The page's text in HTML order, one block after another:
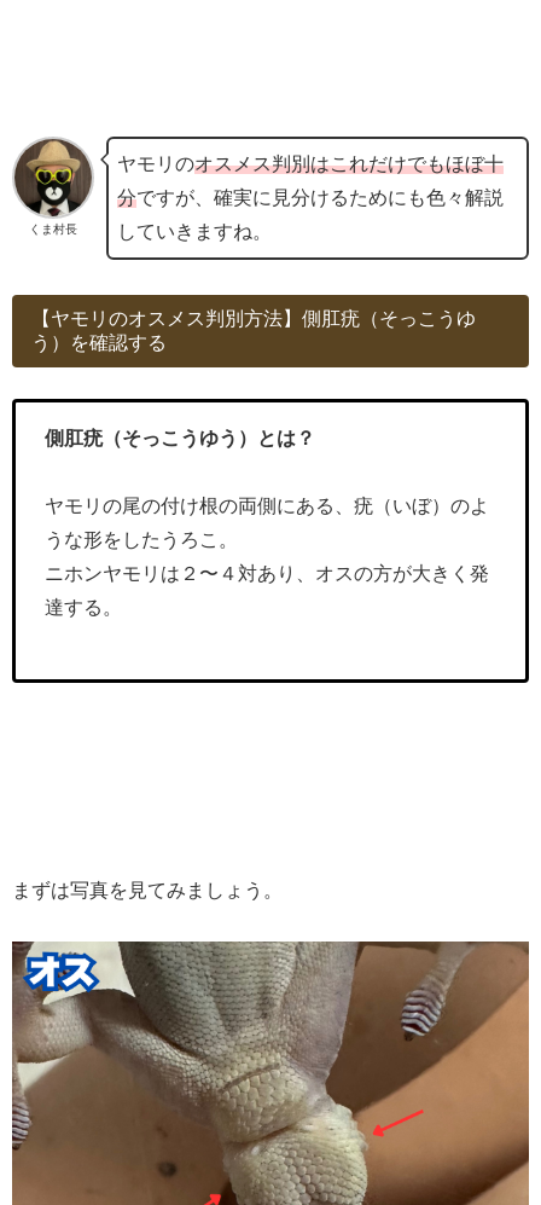
くま村長
ヤモリのオスメス判別はこれだけでもほぼ十
分ですが、確実に見分けるためにも色々解説
していきますね。
【ヤモリのオスメス判別方法】側肛疣（そっこうゆ
う）を確認する
側肛疣（そっこうゆう）とは？
ヤモリの尾の付け根の両側にある、疣（いぼ）のよ
うな形をしたうろこ。
ニホンヤモリは２〜４対あり、オスの方が大きく発
達する。
まずは写真を見てみましょう。